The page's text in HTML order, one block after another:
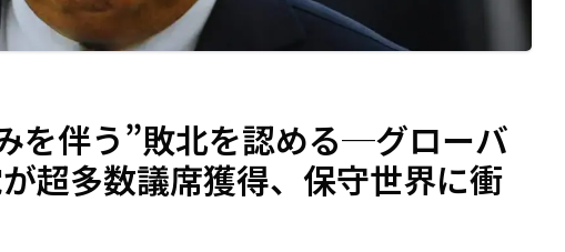
を伴う”敗北を認める─グローバ
超多数議席獲得、保守世界に衝